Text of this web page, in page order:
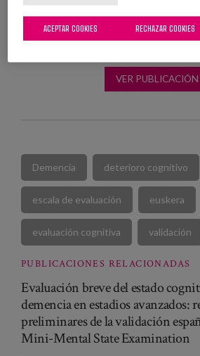
VER PUBLICACIÓN
Demencia deterioro cognitivo
escala de evaluación euskera
evaluación cognitiva validación
PUBLICACIONES RELACIONADAS
Evaluación breve del estado
demencia en estadios avanzados:
preliminares de la validación
Mini-Mental State Examination
RECHAZAR COOKIES
ACEPTAR COOKIES